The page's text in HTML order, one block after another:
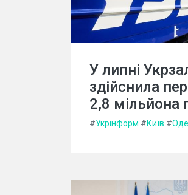
У липні
здійснила
2,8 мільйона
#Укрінформ #Київ #